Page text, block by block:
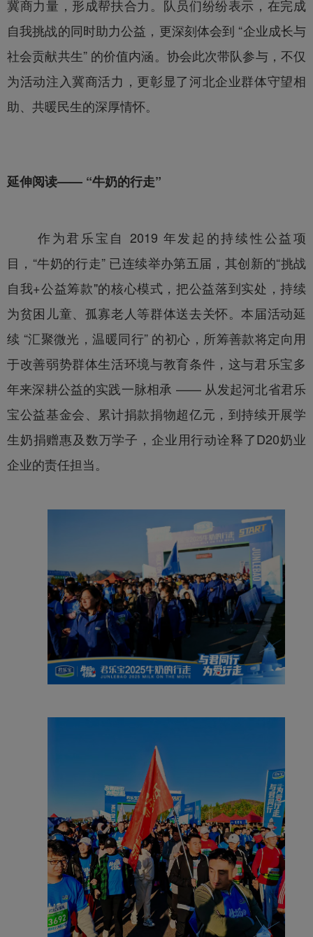
冀商力量，形成帮扶合力。队员们纷纷表示，在完成
自我挑战的同时助力公益，更深刻体会到 “企业成长与
社会贡献共生” 的价值内涵。协会此次带队参与，不仅
为活动注入冀商活力，更彰显了河北企业群体守望相
助、共暖民生的深厚情怀。
延伸阅读—— “牛奶的行走”
作为君乐宝自 2019 年发起的持续性公益项
目，“牛奶的行走” 已连续举办第五届，其创新的“挑战
自我+公益筹款"的核心模式，把公益落到实处，持续
为贫困儿童、孤寡老人等群体送去关怀。本届活动延
续 “汇聚微光，温暖同行” 的初心，所筹善款将定向用
于改善弱势群体生活环境与教育条件，这与君乐宝多
年来深耕公益的实践一脉相承 —— 从发起河北省君乐
宝公益基金会、累计捐款捐物超亿元，到持续开展学
生奶捐赠惠及数万学子，企业用行动诠释了D20奶业
企业的责任担当。